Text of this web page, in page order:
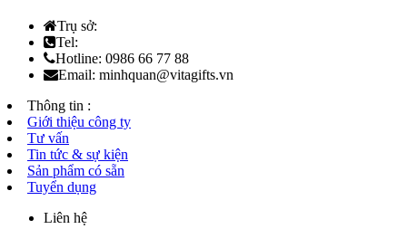
Trụ sở:
Tel:
Hotline: 0986 66 77 88
Email: minhquan@vitagifts.vn
Thông tin :
Giới thiệu công ty
Tư vấn
Tin tức & sự kiện
Sản phẩm có sẵn
Tuyển dụng
Liên hệ